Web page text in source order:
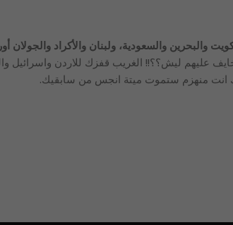
والبحرين والسعودية، ولبنان والأكراد والجولان
عليهم ليش؟؟!! الغريب قفزك للاردن واسرائيل
انت منهزم ستموت ميتة انجس من سابقيك.